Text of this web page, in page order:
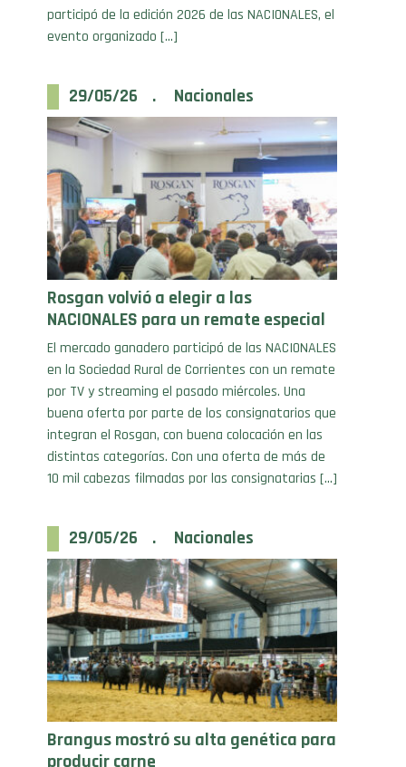
evento organizado […]
Rosgan volvió a elegir a las
NACIONALES para un remate especial
El mercado ganadero participó de las NACIONALES
en la Sociedad Rural de Corrientes con un remate
por TV y streaming el pasado miércoles. Una
buena oferta por parte de los consignatarios que
integran el Rosgan, con buena colocación en las
distintas categorías. Con una oferta de más de
10 mil cabezas filmadas por las consignatarias […]
Brangus mostró su alta genética para
producir carne
En el marco de las NACIONALES, este jueves se